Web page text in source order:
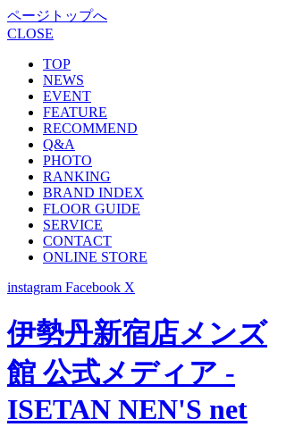
ページトップへ
CLOSE
TOP
NEWS
EVENT
FEATURE
RECOMMEND
Q&A
PHOTO
RANKING
BRAND INDEX
FLOOR GUIDE
SERVICE
CONTACT
ONLINE STORE
instagram Facebook X
伊勢丹新宿店メンズ
館 公式メディア -
ISETAN NEN'S net